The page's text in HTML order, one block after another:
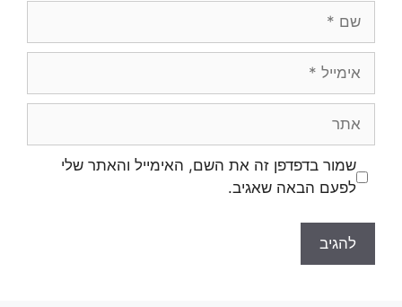
שמור בדפדפן זה את השם, האימייל והאתר שלי
לפעם הבאה שאגיב.